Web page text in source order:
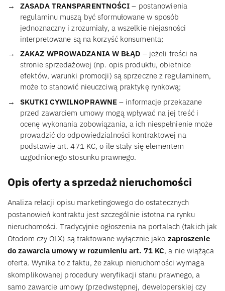
ZASADA TRANSPARENTNOŚCI – postanowienia
regulaminu muszą być sformułowane w sposób
jednoznaczny i zrozumiały, a wszelkie niejasności
interpretowane są na korzyść konsumenta;
ZAKAZ WPROWADZANIA W BŁĄD – jeżeli treści na
stronie sprzedażowej (np. opis produktu, obietnice
efektów, warunki promocji) są sprzeczne z regulaminem,
może to stanowić nieuczciwą praktykę rynkową;
SKUTKI CYWILNOPRAWNE – informacje przekazane
przed zawarciem umowy mogą wpływać na jej treść i
ocenę wykonania zobowiązania, a ich niespełnienie może
prowadzić do odpowiedzialności kontraktowej na
podstawie art. 471 KC, o ile stały się elementem
uzgodnionego stosunku prawnego.
Opis oferty a sprzedaż nieruchomości
Analiza relacji opisu marketingowego do ostatecznych
postanowień kontraktu jest szczególnie istotna na rynku
nieruchomości. Tradycyjnie ogłoszenia na portalach (takich jak
Otodom czy OLX) są traktowane wyłącznie jako zaproszenie
do zawarcia umowy w rozumieniu art. 71 KC, a nie wiążąca
oferta. Wynika to z faktu, że zakup nieruchomości wymaga
skomplikowanej procedury weryfikacji stanu prawnego, a
samo zawarcie umowy (przedwstępnej, deweloperskiej czy